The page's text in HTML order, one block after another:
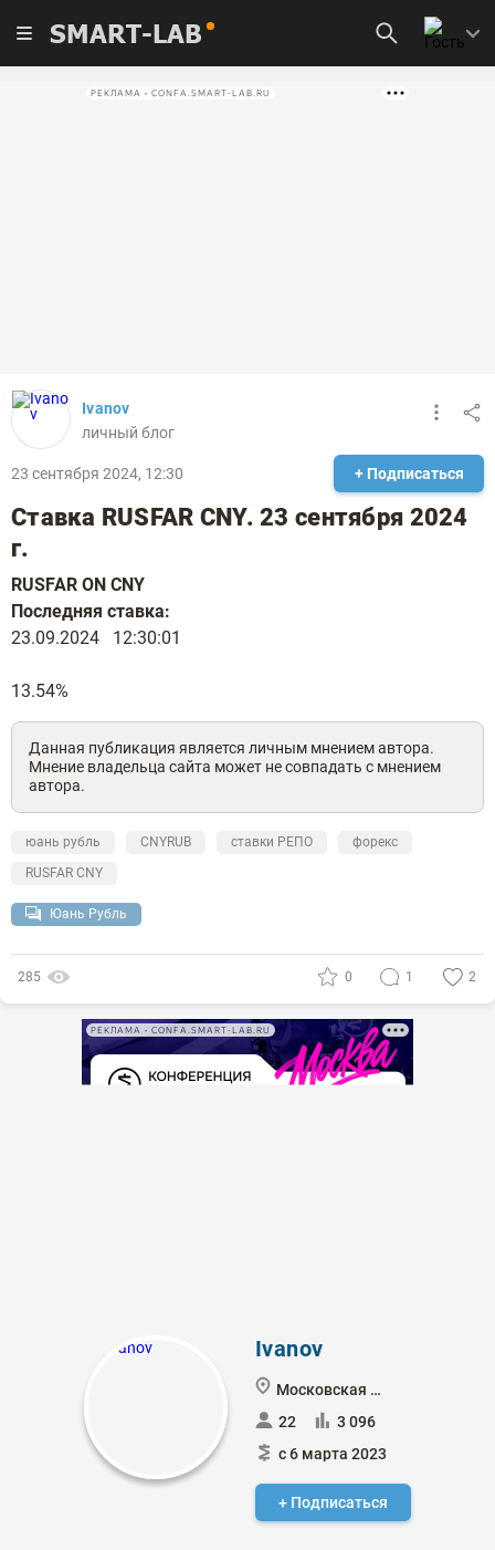
SMART-LAB
РЕКЛАМА • CONFA.SMART-LAB.RU
Ivanov
личный блог
23 сентября 2024, 12:30 + Подписаться
Cтавка RUSFAR CNY. 23 сентября 2024
г.
RUSFAR ON CNY
Последняя ставка:
23.09.2024 12:30:01
13.54%
Данная публикация является личным мнением автора.
Мнение владельца сайта может не совпадать с мнением
автора.
юань рубль CNYRUB ставки РЕПО
форекс
RUSFAR CNY
Юань Рубль
285 0 1 2
РЕКЛАМА • CONFA.SMART-LAB.RU
Ivanov
Московская обл
22
3 096
с 6 марта 2023
+ Подписаться